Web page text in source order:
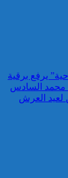
يرفع برقية
محمد السادس
لعيد العرش